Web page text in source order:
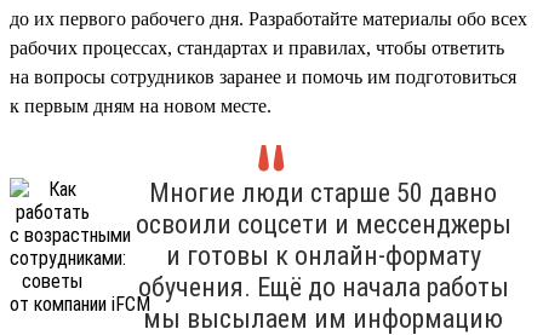
до их первого рабочего дня. Разработайте материалы обо всех
рабочих процессах, стандартах и правилах, чтобы ответить
на вопросы сотрудников заранее и помочь им подготовиться
к первым дням на новом месте.
Многие люди старше 50 давно
освоили соцсети и мессенджеры
и готовы к онлайн-формату
обучения. Ещё до начала работы
мы высылаем им информацию